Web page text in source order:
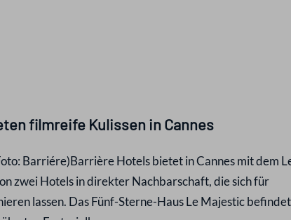
filmreife Kulissen in Cannes
Barriére)Barrière Hotels bietet in Cannes mit dem
zwei Hotels in direkter Nachbarschaft, die sich für
lassen. Das Fünf-Sterne-Haus Le Majestic